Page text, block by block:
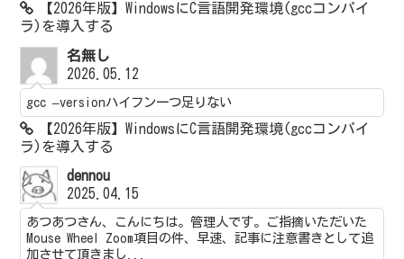
【2026年版】WindowsにC言語開発環境(gccコンパイ
ラ)を導入する
名無し
2026.05.12
gcc –versionハイフン一つ足りない
【2026年版】WindowsにC言語開発環境(gccコンパイ
ラ)を導入する
dennou
2025.04.15
あつあつさん、こんにちは。管理人です。ご指摘いただいた
Mouse Wheel Zoom項目の件、早速、記事に注意書きとして追
加させて頂きまし...